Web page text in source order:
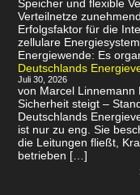
Speicher und flexible
Verteilnetze
Erfolgsfaktor für die
zellulare
Energiewende: Es
Deutschlands
Juli 30, 2026
von Marcel Linnemann
Sicherheit steigt –
Deutschlands
ist nur zu eng. Sie
die Leitungen fließt,
betrieben […]